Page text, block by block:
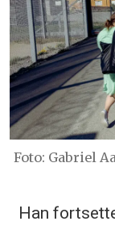
Foto: Gabriel
Han